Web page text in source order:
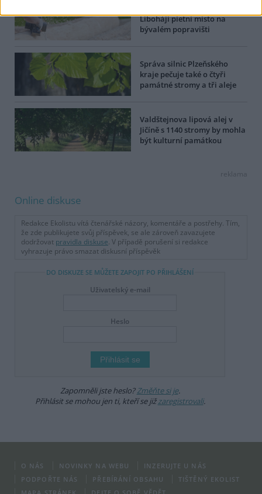
Liboháji pietní místo na
bývalém popravišti
Správa silnic Plzeňského
kraje pečuje také o čtyři
památné stromy a tři aleje
Valdštejnova lipová alej v
Jičíně s 1140 stromy by mohla
být kulturní památkou
reklama
Online diskuse
Redakce Ekolistu vítá čtenářské názory, komentáře a postřehy. Tím,
že zde publikujete svůj příspěvek, se ale zároveň zavazujete
dodržovat pravidla diskuse. V případě porušení si redakce
vyhrazuje právo smazat diskusní příspěvěk
DO DISKUZE SE MŮŽETE ZAPOJIT PO PŘIHLÁŠENÍ
Uživatelský e-mail
Heslo
Zapomněli jste heslo?Změňte si je.
Přihlásit se mohou jen ti, kteří se jižzaregistrovali.
O NÁS NOVINKY NA WEBU
INZERUJTE U NÁS
PODPOŘTE NÁS
PŘEBÍRÁNÍ OBSAHU
TIŠTĚNÝ EKOLIST